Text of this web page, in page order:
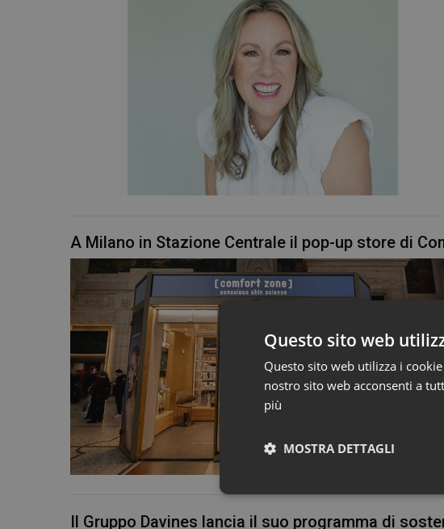
A Milano in Stazione Centrale il pop-up store di
Il Gruppo Davines lancia il suo programma di
Questo sito web
Questo sito web utilizza i
nostro sito web acconsenti a
più
MOSTRA DETTAGLI